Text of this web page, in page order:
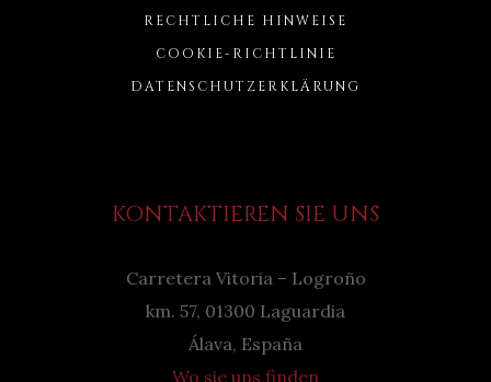
RECHTLICHE HINWEISE
COOKIE-RICHTLINIE
DATENSCHUTZERKLÄRUNG
KONTAKTIEREN SIE UNS
Carretera Vitoria – Logroño
km. 57, 01300 Laguardia
Álava, España
Wo sie uns finden